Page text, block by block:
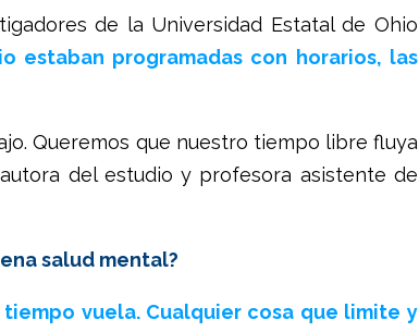
de la Universidad Estatal de Ohio
estaban programadas con horarios, las
Queremos que nuestro tiempo libre fluya
del estudio y profesora asistente de
salud mental?
vuela. Cualquier cosa que limite y